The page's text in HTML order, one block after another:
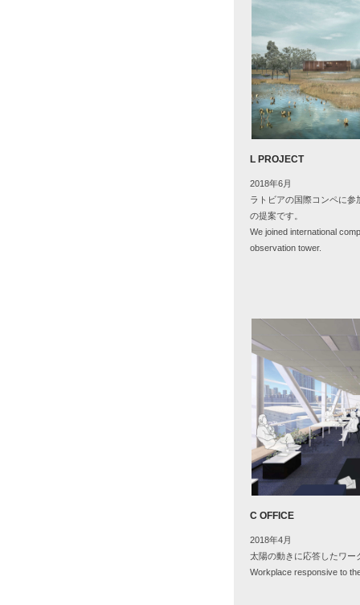
L PROJECT
2018年6月
ラトビアの国際コンペに
の提案です。
We joined international
observation tower.
C OFFICE
2018年4月
太陽の動きに応答したワー
Workplace responsive to